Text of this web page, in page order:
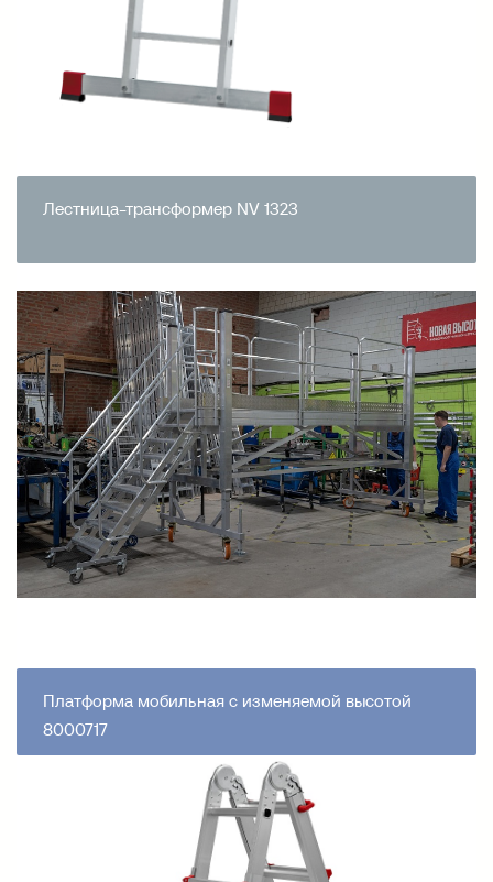
Лестница-трансформер NV 1323
Платформа мобильная с изменяемой высотой
8000717